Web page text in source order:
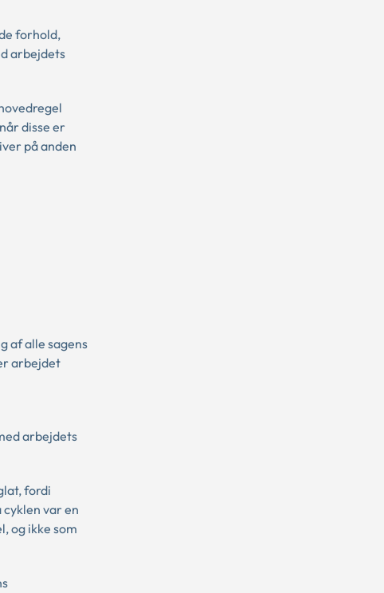
forhold,
arbejdets
disse er
på anden
af alle sagens
arbejdet
arbejdets
fordi
var en
og ikke som